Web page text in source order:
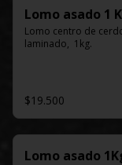
Lomo
Lomo centro de
laminado,  1kg.
$19.500
Lomo asado